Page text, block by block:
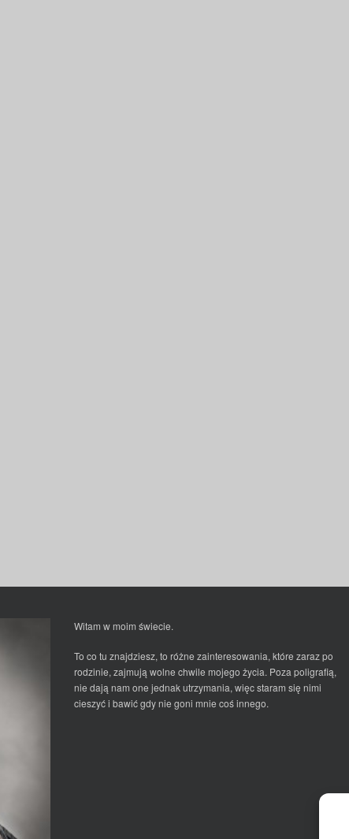
Witam w moim świecie.
To co tu znajdziesz, to różne zainteresowania, które zaraz po
rodzinie, zajmują wolne chwile mojego życia. Poza poligrafią,
nie dają nam one jednak utrzymania, więc staram się nimi
cieszyć i bawić gdy nie goni mnie coś innego.